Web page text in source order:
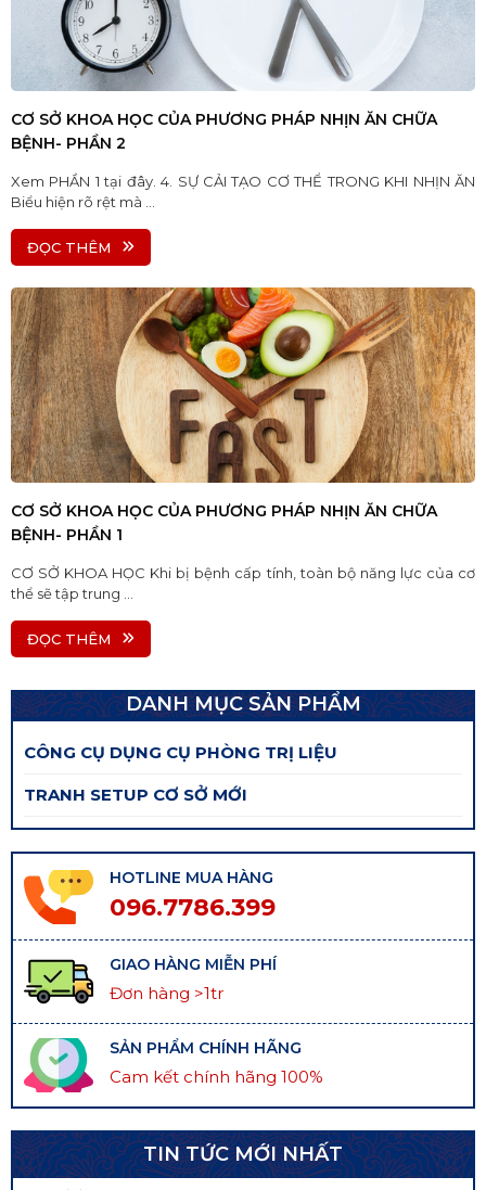
CƠ SỞ KHOA HỌC CỦA PHƯƠNG PHÁP NHỊN ĂN CHỮA
BỆNH- PHẦN 2
Xem PHẦN 1 tại đây. 4. SỰ CẢI TẠO CƠ THỂ TRONG KHI NHỊN ĂN
Biểu hiện rõ rệt mà ...
ĐỌC THÊM
CƠ SỞ KHOA HỌC CỦA PHƯƠNG PHÁP NHỊN ĂN CHỮA
BỆNH- PHẦN 1
CƠ SỞ KHOA HỌC Khi bị bệnh cấp tính, toàn bộ năng lực của cơ
thể sẽ tập trung ...
ĐỌC THÊM
DANH MỤC SẢN PHẨM
CÔNG CỤ DỤNG CỤ PHÒNG TRỊ LIỆU
TRANH SETUP CƠ SỞ MỚI
HOTLINE MUA HÀNG
096.7786.399
GIAO HÀNG MIỄN PHÍ
Đơn hàng >1tr
SẢN PHẨM CHÍNH HÃNG
Cam kết chính hãng 100%
TIN TỨC MỚI NHẤT